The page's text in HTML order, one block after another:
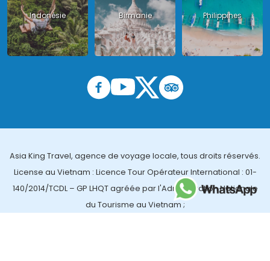
Indonésie Birmanie Philippines
Asia King Travel, agence de voyage locale, tous droits réservés.
License au Vietnam : Licence Tour Opérateur International : 01-
140/2014/TCDL – GP LHQT agréée par l'Administration Nationale
du Tourisme au Vietnam ;